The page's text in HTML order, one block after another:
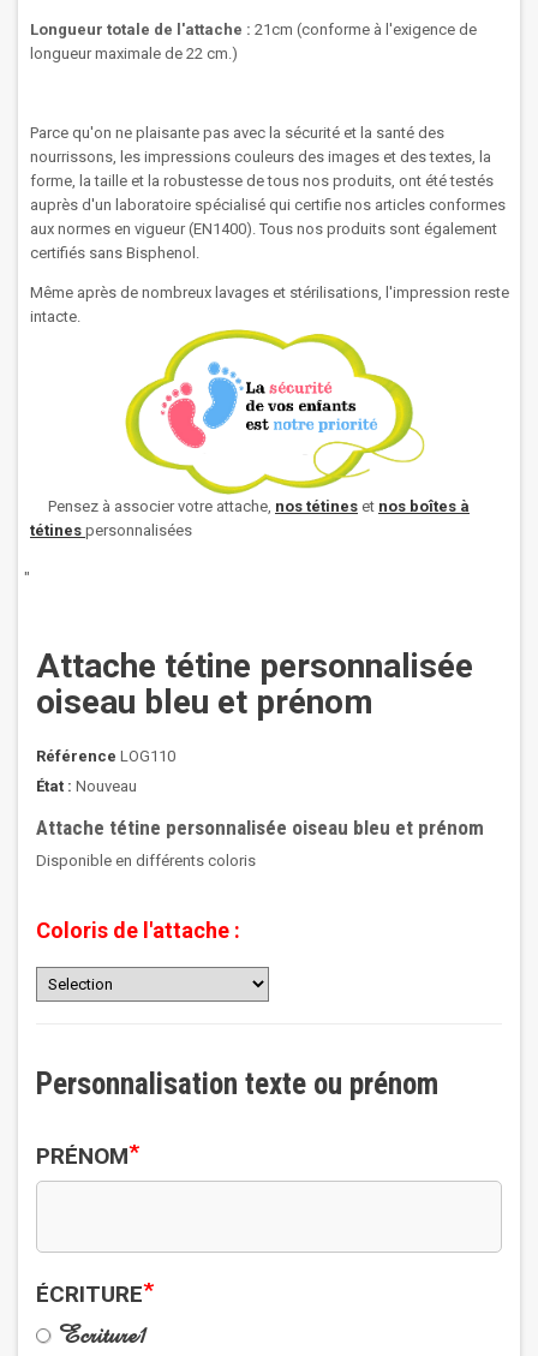
Longueur totale de l'attache : 21cm (conforme à l'exigence de
longueur maximale de 22 cm.)
Parce qu'on ne plaisante pas avec la sécurité et la santé des
nourrissons, les impressions couleurs des images et des textes, la
forme, la taille et la robustesse de tous nos produits, ont été testés
auprès d'un laboratoire spécialisé qui certifie nos articles conformes
aux normes en vigueur (EN1400). Tous nos produits sont également
certifiés sans Bisphenol.
Même après de nombreux lavages et stérilisations, l'impression reste
intacte.
Pensez à associer votre attache, nos tétines et nos boîtes à
tétines personnalisées
"
Attache tétine personnalisée
oiseau bleu et prénom
Référence LOG110
État : Nouveau
Attache tétine personnalisée oiseau bleu et prénom
Disponible en différents coloris
Coloris de l'attache :
Personnalisation texte ou prénom
PRÉNOM*
ÉCRITURE*
Ecriture1